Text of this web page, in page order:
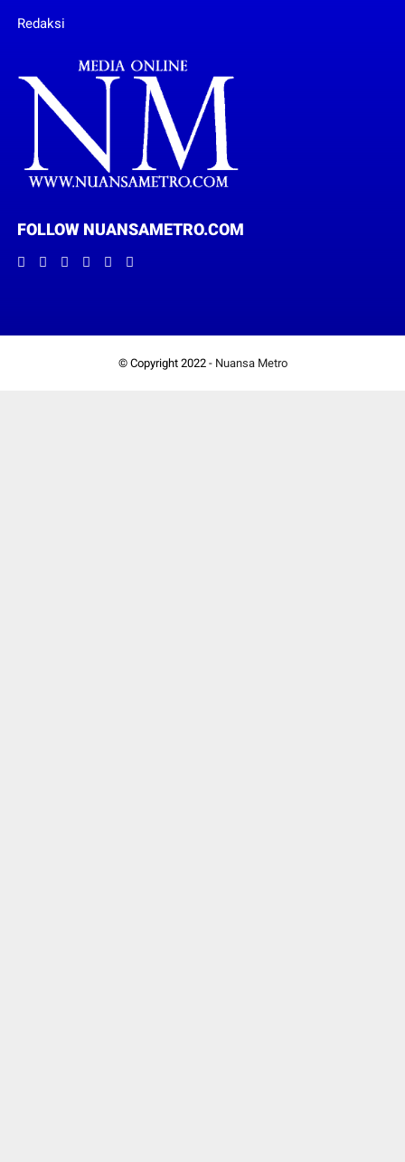
Redaksi
FOLLOW NUANSAMETRO.COM
© Copyright 2022 - Nuansa Metro